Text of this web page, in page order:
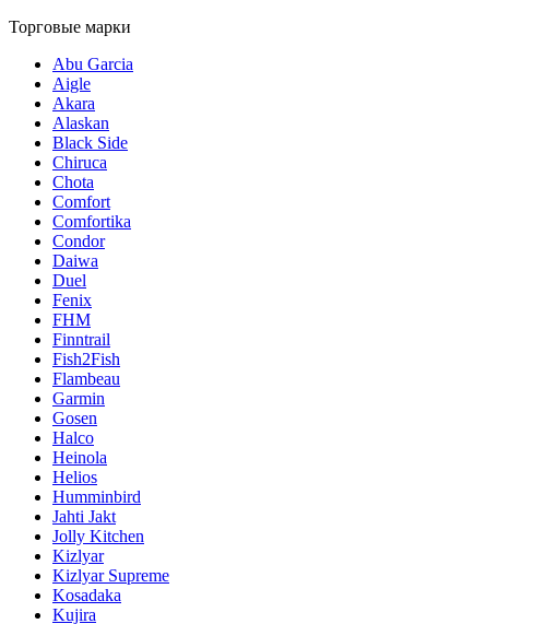
Торговые марки
Abu Garcia
Aigle
Akara
Alaskan
Black Side
Chiruca
Chota
Comfort
Comfortika
Condor
Daiwa
Duel
Fenix
FHM
Finntrail
Fish2Fish
Flambeau
Garmin
Gosen
Halco
Heinola
Helios
Humminbird
Jahti Jakt
Jolly Kitchen
Kizlyar
Kizlyar Supreme
Kosadaka
Kujira